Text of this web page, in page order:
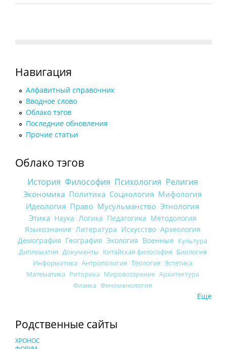
Навигация
Алфавитный справочник
Вводное слово
Облако тэгов
Последние обновления
Прочие статьи
Облако тэгов
История Философия Психология Религия
Экономика Политика Социология Мифология
Идеология Право Мусульманство Этнология
Этика Наука Логика Педагогика Методология
Языкознание Литература Искусство Археология
Демография География Экология Военные Культура
Дипломатия Документы Китайская философия Биология
Информатика Антропология Теология Эстетика
Математика Риторика Мировоззрение Архитектура
Физика Феноменология
Еще
Родственные сайты
ХРОНОС